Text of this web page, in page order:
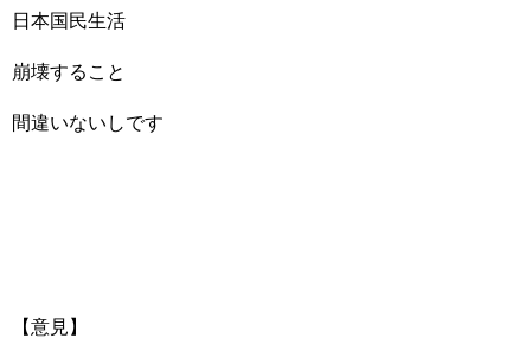
日本国民生活
崩壊すること
間違いないしです
【意見】